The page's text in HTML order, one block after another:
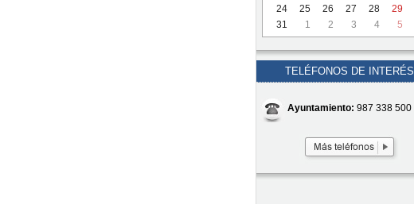
24
25 26 27 28 29
31
1 2 3 4 5
TELÉFONOS DE INTERÉS
Ayuntamiento: 987 338 500